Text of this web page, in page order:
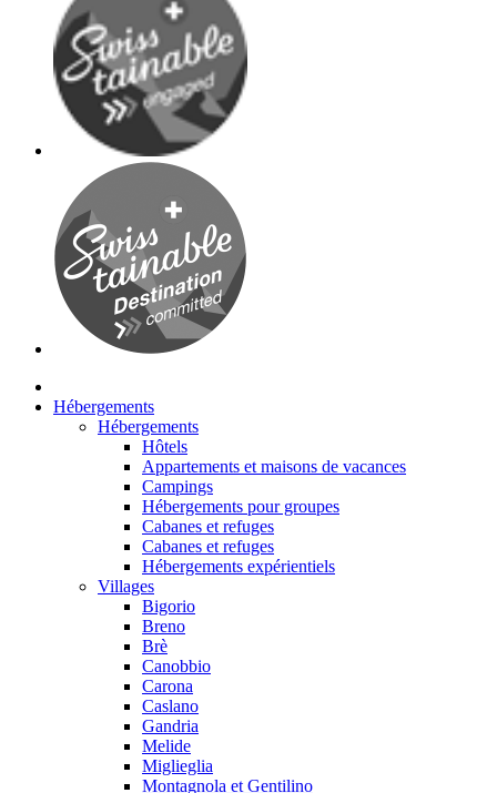
Hébergements
Hébergements
Hôtels
Appartements et maisons de vacances
Campings
Hébergements pour groupes
Cabanes et refuges
Cabanes et refuges
Hébergements expérientiels
Villages
Bigorio
Breno
Brè
Canobbio
Carona
Caslano
Gandria
Melide
Miglieglia
Montagnola et Gentilino